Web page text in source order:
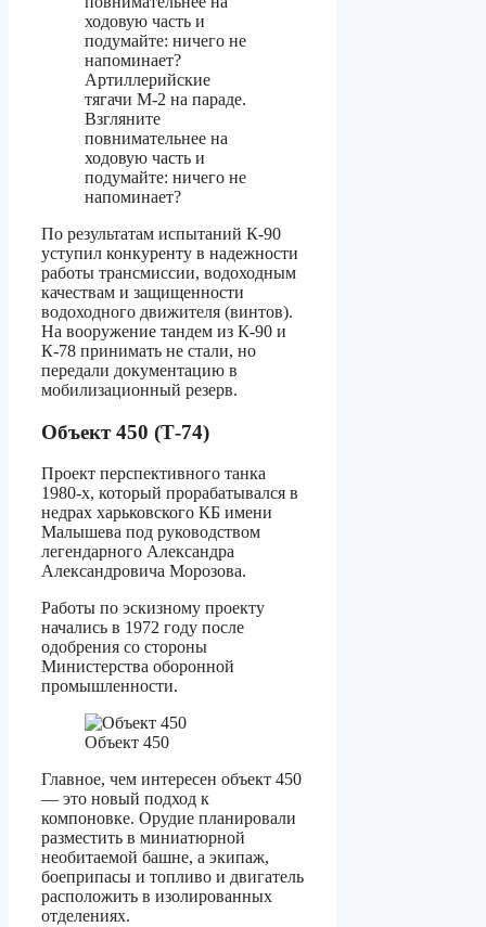
Артиллерийские
тягачи М-2 на параде.
Взгляните
повнимательнее на
ходовую часть и
подумайте: ничего не
напоминает?
По результатам испытаний К-90
уступил конкуренту в надежности
работы трансмиссии, водоходным
качествам и защищенности
водоходного движителя (винтов).
На вооружение тандем из К-90 и
К-78 принимать не стали, но
передали документацию в
мобилизационный резерв.
Объект 450 (Т-74)
Проект перспективного танка
1980-х, который прорабатывался в
недрах харьковского КБ имени
Малышева под руководством
легендарного Александра
Александровича Морозова.
Работы по эскизному проекту
начались в 1972 году после
одобрения со стороны
Министерства оборонной
промышленности.
Объект 450
Главное, чем интересен объект 450
— это новый подход к
компоновке. Орудие планировали
разместить в миниатюрной
необитаемой башне, а экипаж,
боеприпасы и топливо и двигатель
расположить в изолированных
отделениях.